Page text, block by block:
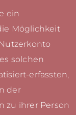
ein
Möglichkeit
solchen
erfassten,
der
zu ihrer Person